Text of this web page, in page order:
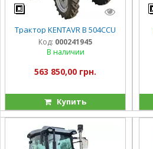
Трактор KENTAVR B 504CCU
Код: 000241945
В наличии
563 850,00 грн.
Купить